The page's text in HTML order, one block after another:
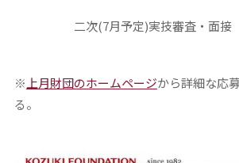
二次(7月予定)実技審査・面接
※ 上月財団のホームページから詳細な応
る。